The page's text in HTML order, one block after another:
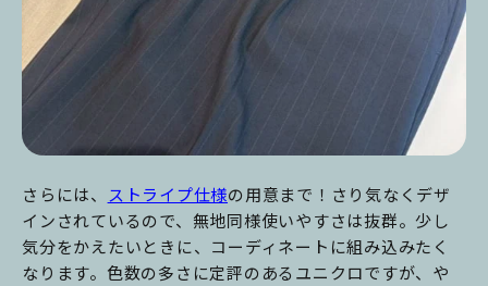
さらには、 ストライプ仕様の用意まで！さり気なくデザ
インされているので、無地同様使いやすさは抜群。少し
気分をかえたいときに、コーディネートに組み込みたく
なります。色数の多さに定評のあるユニクロですが、や